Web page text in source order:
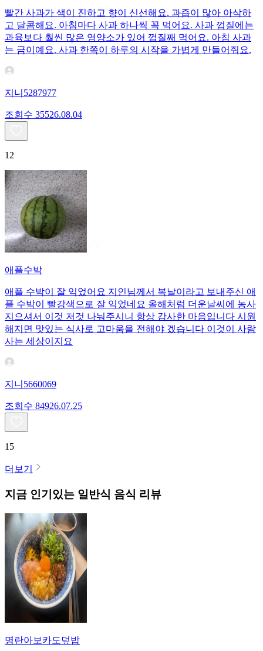
빨간 사과가 색이 진하고 향이 신선해요. 과즙이 많아 아삭하
고 달콤해요. 아침마다 사과 하나씩 꼭 먹어요. 사과 껍질에는
과육보다 훨씬 많은 영양소가 있어 껍질째 먹어요. 아침 사과
는 금이예요. 사과 한쪽이 하루의 시작을 가볍게 만들어줘요.
지니5287977
조회수 35526.08.04
12
애플수박
애플 수박이 잘 익었어요 지인님께서 복날이라고 보내주신 애
플 수박이 빨강색으로 잘 익었네요 올해처럼 더운날씨에 농사
지으셔서 이것 저것 나눠주시니 항상 감사한 마음입니다 시원
해지면 맛있는 식사로 고마움을 전해야 겠습니다 이것이 사람
사는 세상이지요
지니5660069
조회수 84926.07.25
15
더보기
지금 인기있는 일반식 음식 리뷰
명란아보카도덮밥